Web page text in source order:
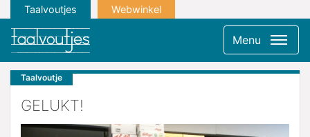
Taalvoutjes Webwinkel
Menu
Taalvoutje
GELUKT!